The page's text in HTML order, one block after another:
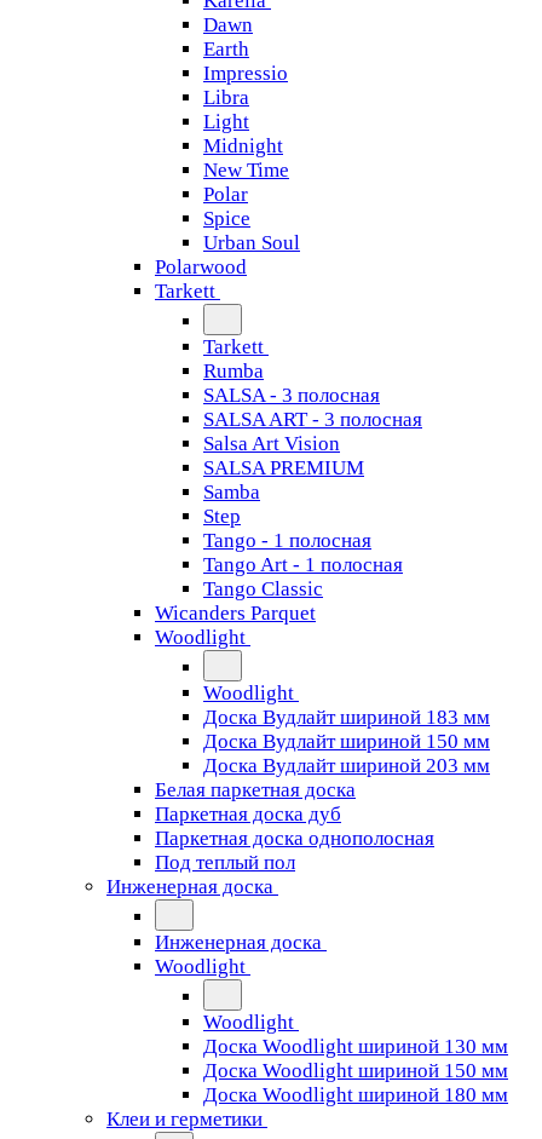
Dawn
Earth
Impressio
Libra
Light
Midnight
New Time
Polar
Spice
Urban Soul
Polarwood
Tarkett
Tarkett
Rumba
SALSA - 3 полосная
SALSA ART - 3 полосная
Salsa Art Vision
SALSA PREMIUM
Samba
Step
Tango - 1 полосная
Tango Art - 1 полосная
Tango Classiс
Wicanders Parquet
Woodlight
Woodlight
Доска Вудлайт шириной 183 мм
Доска Вудлайт шириной 150 мм
Доска Вудлайт шириной 203 мм
Белая паркетная доска
Паркетная доска дуб
Паркетная доска однополосная
Под теплый пол
Инженерная доска
Инженерная доска
Woodlight
Woodlight
Доска Woodlight шириной 130 мм
Доска Woodlight шириной 150 мм
Доска Woodlight шириной 180 мм
Клеи и герметики